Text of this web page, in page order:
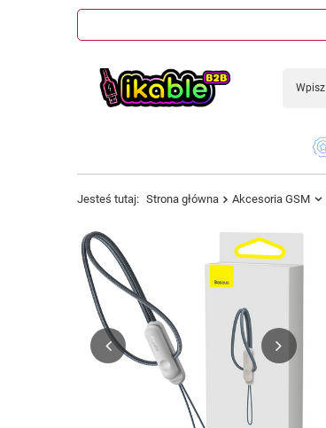
Jesteś tutaj: Strona główna Akcesoria GSM